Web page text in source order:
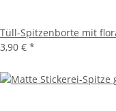
Tüll-Spitzenborte mit
3,90 € *